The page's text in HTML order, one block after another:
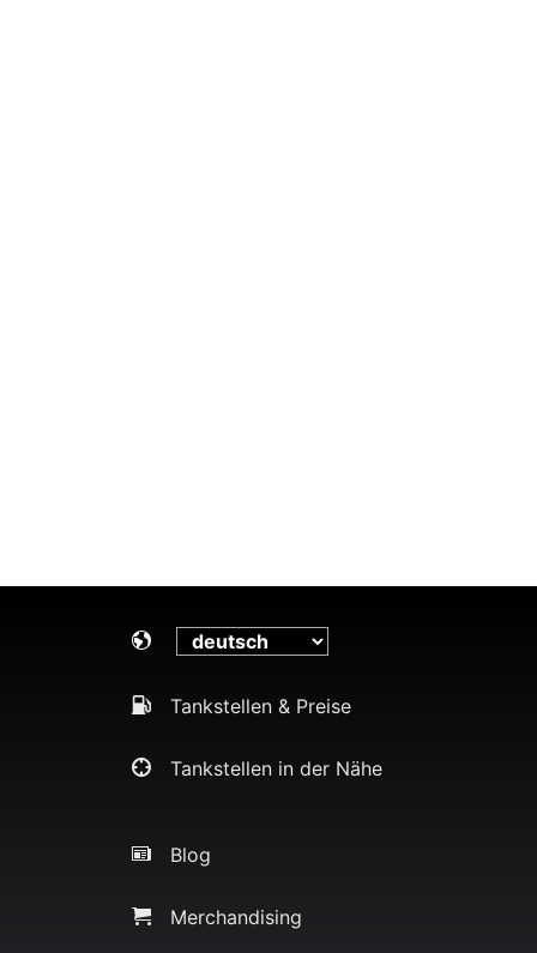
Tankstellen & Preise
Tankstellen in der Nähe
Blog
Merchandising